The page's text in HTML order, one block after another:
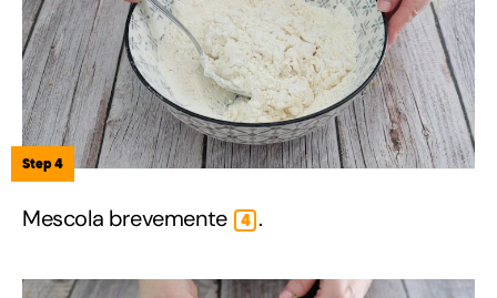
Step 4
Mescola brevemente 4 .